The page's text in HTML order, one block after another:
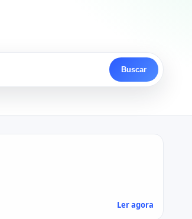
Buscar
Ler agora